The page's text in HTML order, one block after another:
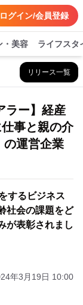
ログイン/会員登録
・美容 ライフスタ
リリース一覧
ラー】経産
事と親の介
の運営企業
するビジネス
社会の課題をど
が表彰されまし
年3月19日 10:00